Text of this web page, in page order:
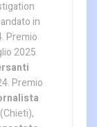
in
Premio
2025.
Premio